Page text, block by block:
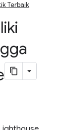
Terbaik